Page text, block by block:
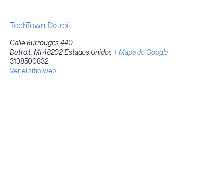
TechTown Detroit
Calle Burroughs 440
Detroit, MI48202Estados Unidos + Mapa de Google
3138500832
Ver el sitio web